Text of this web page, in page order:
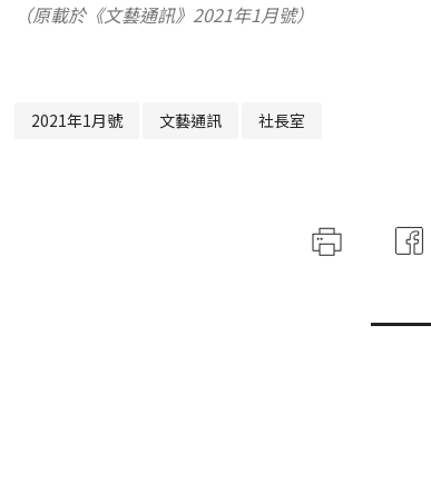
（原載於《文藝通訊》2021年1月號）
2021年1月號 文藝通訊 社長室